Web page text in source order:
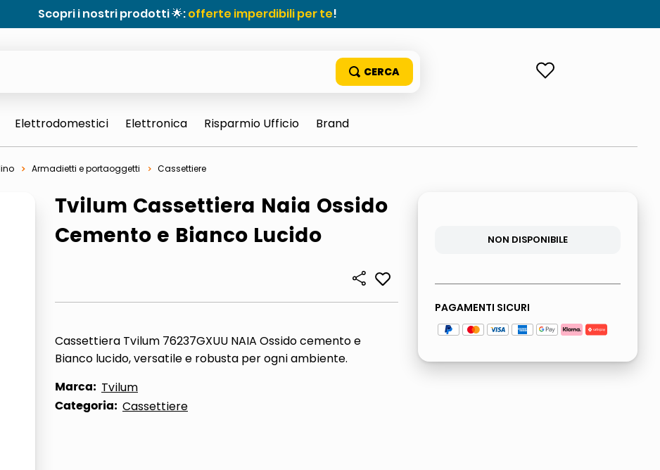
Scopri i nostri prodotti 🌟:offerte imperdibili per te!
0703 thin rotondo sun
Elettrodomestici Elettronica Risparmio Ufficio Brand
Armadietti e portaoggetti Cassettiere
Tvilum Cassettiera Naia Ossido
Cemento e Bianco Lucido
Cassettiera Tvilum 76237GXUU NAIA Ossido cemento e
Bianco lucido, versatile e robusta per ogni ambiente.
Marca: Tvilum
Categoria: Cassettiere
NON DISPONIBILE
PAGAMENTI SICURI